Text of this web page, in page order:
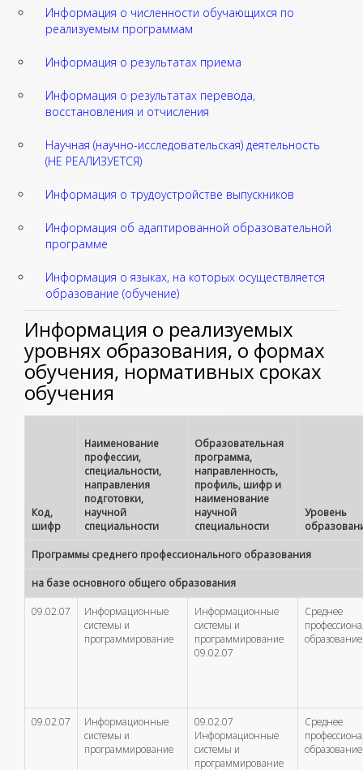
Информация о численности обучающихся по
реализуемым программам
Информация о результатах приема
Информация о результатах перевода,
восстановления и отчисления
Научная (научно-исследовательская) деятельность
(НЕ РЕАЛИЗУЕТСЯ)
Информация о трудоустройстве выпускников
Информация об адаптированной образовательной
программе
Информация о языках, на которых осуществляется
образование (обучение)
Информация о реализуемых
уровнях образования, о формах
обучения, нормативных сроках
обучения
Код,
шифр
Наименование
профессии,
специальности,
направления
подготовки,
научной
специальности
Образовательная
программа,
направленность,
профиль, шифр и
наименование
научной
специальности
Уровень
Программы среднего профессионального образования
на базе основного общего образования
09.02.07
Информационные
системы и
программирование
Информационные
системы и
программирование
09.02.07
Среднее
образование
09.02.07
Информационные
системы и
программирование
09.02.07
Информационные
системы и
программирование
Среднее
образование